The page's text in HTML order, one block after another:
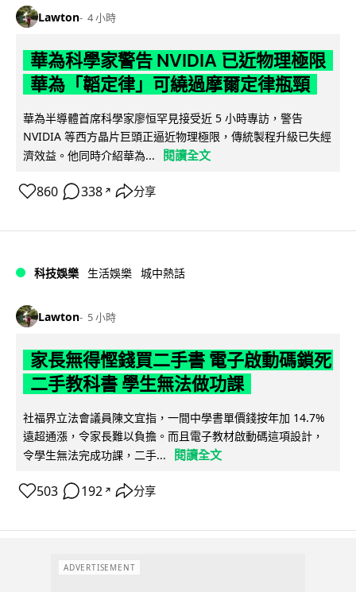
Lawton 4 小時
華為科學家警告 NVIDIA 已近物理極限
華為「韜定律」可繞過摩爾定律瓶頸
華為半導體首席科學家廖恒罕見接受近 5 小時專訪，警告
NVIDIA 等西方晶片巨頭正逼近物理極限，傳統製程升級已失經
濟效益。他同時介紹華為...
閱讀全文
860 338 ↗ 分享
科技娛樂 生活娛樂 城中熱話
Lawton 5 小時
家長無得慳錢買二手書 電子啟動碼鎖死
二手教科書 學生無法做功課
社福界立法會議員陳文宜指，一間中學書單價錢按年加 14.7%
遠超通漲，令家長難以負擔。而且電子教材啟動碼這項設計，
令學生無法完成功課，二手...
閱讀全文
503 192 ↗ 分享
ADVERTISEMENT